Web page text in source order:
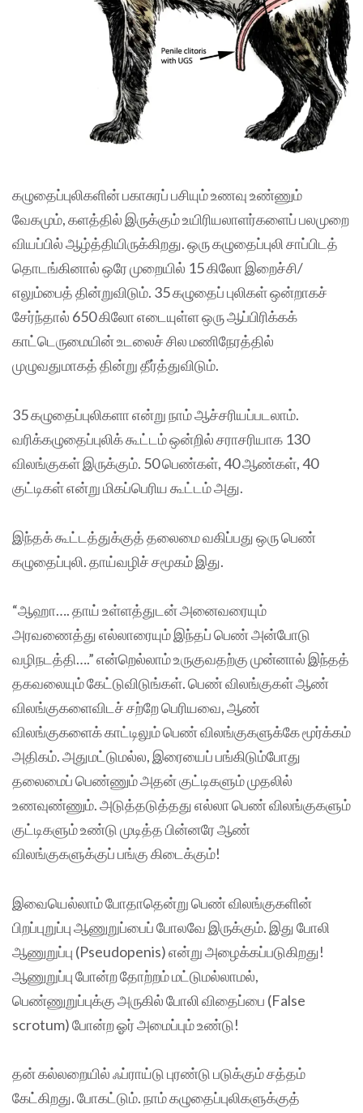
கழுதைப்புலிகளின் பகாசுரப் பசியும் உணவு உண்ணும்
வேகமும், களத்தில் இருக்கும் உயிரியலாளர்களைப் பலமுறை
வியப்பில் ஆழ்த்தியிருக்கிறது. ஒரு கழுதைப்புலி சாப்பிடத்
தொடங்கினால் ஒரே முறையில் 15 கிலோ இறைச்சி/
எலும்பைத் தின்றுவிடும். 35 கழுதைப் புலிகள் ஒன்றாகச்
சேர்ந்தால் 650 கிலோ எடையுள்ள ஒரு ஆப்பிரிக்கக்
காட்டெருமையின் உடலைச் சில மணிநேரத்தில்
முழுவதுமாகத் தின்று தீர்த்துவிடும்.
35 கழுதைப்புலிகளா என்று நாம் ஆச்சரியப்படலாம்.
வரிக்கழுதைப்புலிக் கூட்டம் ஒன்றில் சராசரியாக 130
விலங்குகள் இருக்கும். 50 பெண்கள், 40 ஆண்கள், 40
குட்டிகள் என்று மிகப்பெரிய கூட்டம் அது.
இந்தக் கூட்டத்துக்குத் தலைமை வகிப்பது ஒரு பெண்
கழுதைப்புலி. தாய்வழிச் சமூகம் இது.
“ஆஹா…. தாய் உள்ளத்துடன் அனைவரையும்
அரவணைத்து எல்லாரையும் இந்தப் பெண் அன்போடு
வழிநடத்தி….” என்றெல்லாம் உருகுவதற்கு முன்னால் இந்தத்
தகவலையும் கேட்டுவிடுங்கள். பெண் விலங்குகள் ஆண்
விலங்குகளைவிடச் சற்றே பெரியவை, ஆண்
விலங்குகளைக் காட்டிலும் பெண் விலங்குகளுக்கே மூர்க்கம்
அதிகம். அதுமட்டுமல்ல, இரையைப் பங்கிடும்போது
தலைமைப் பெண்ணும் அதன் குட்டிகளும் முதலில்
உணவுண்ணும். அடுத்தடுத்தது எல்லா பெண் விலங்குகளும்
குட்டிகளும் உண்டு முடித்த பின்னரே ஆண்
விலங்குகளுக்குப் பங்கு கிடைக்கும்!
இவையெல்லாம் போதாதென்று பெண் விலங்குகளின்
பிறப்புறுப்பு ஆணுறுப்பைப் போலவே இருக்கும். இது போலி
ஆணுறுப்பு (Pseudopenis) என்று அழைக்கப்படுகிறது!
ஆணுறுப்பு போன்ற தோற்றம் மட்டுமல்லாமல்,
பெண்ணுறுப்புக்கு அருகில் போலி விதைப்பை (False
scrotum) போன்ற ஓர் அமைப்பும் உண்டு!
தன் கல்லறையில் ஃப்ராய்டு புரண்டு படுக்கும் சத்தம்
கேட்கிறது. போகட்டும். நாம் கழுதைப்புலிகளுக்குத்